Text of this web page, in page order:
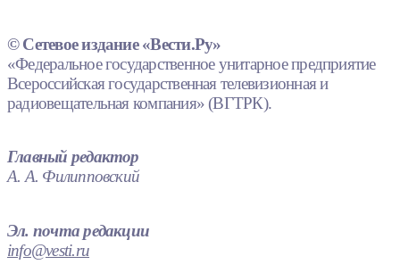
© Сетевое издание «Вести.Ру»
«Федеральное государственное унитарное предприятие
Всероссийская государственная телевизионная и
радиовещательная компания» (ВГТРК).
Главный редактор
А. А. Филипповский
Эл. почта редакции
info@vesti.ru